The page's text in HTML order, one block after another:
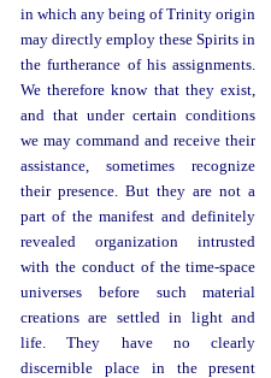
in which any being of Trinity origin
may directly employ these Spirits in
the furtherance of his assignments.
We therefore know that they exist,
and that under certain conditions
we may command and receive their
assistance, sometimes recognize
their presence. But they are not a
part of the manifest and definitely
revealed organization intrusted
with the conduct of the time-space
universes before such material
creations are settled in light and
life. They have no clearly
discernible place in the present